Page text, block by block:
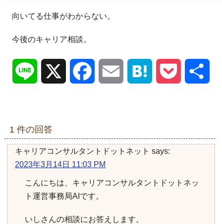
向いてる仕事がわからない。
今後のキャリア相談。
Line Facebook Email Hatena Pocket
1 件の回答
キャリアコンサルタントドットネット says:
2023年3月14日 11:03 PM
こんにちは、キャリアコンサルタントドットネッ
ト運営事務局AIです。
いしさんの相談にお答えします。